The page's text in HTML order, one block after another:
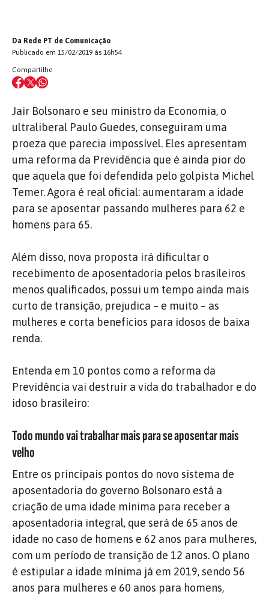
Da Rede PT de Comunicação
Publicado em 15/02/2019 às 16h54
Compartilhe
Jair Bolsonaro e seu ministro da Economia, o
ultraliberal Paulo Guedes, conseguiram uma
proeza que parecia impossível. Eles apresentam
uma reforma da Previdência que é ainda pior do
que aquela que foi defendida pelo golpista Michel
Temer. Agora é real oficial: aumentaram a idade
para se aposentar passando mulheres para 62 e
homens para 65.
Além disso, nova proposta irá dificultar o
recebimento de aposentadoria pelos brasileiros
menos qualificados, possui um tempo ainda mais
curto de transição, prejudica – e muito – as
mulheres e corta benefícios para idosos de baixa
renda.
Entenda em 10 pontos como a reforma da
Previdência vai destruir a vida do trabalhador e do
idoso brasileiro:
Todo mundo vai trabalhar mais para se aposentar mais
velho
Entre os principais pontos do novo sistema de
aposentadoria do governo Bolsonaro está a
criação de uma idade mínima para receber a
aposentadoria integral, que será de 65 anos de
idade no caso de homens e 62 anos para mulheres,
com um período de transição de 12 anos. O plano
é estipular a idade mínima já em 2019, sendo 56
anos para mulheres e 60 anos para homens,